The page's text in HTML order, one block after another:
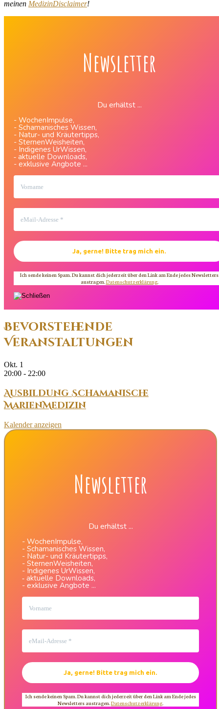
meinen MedizinDisclaimer!
Newsletter
Du erhältst ...
- WochenImpulse,
- Schamanisches Wissen,
- Natur- und Kräutertipps,
- SternenWeisheiten,
- Indigenes UrWissen,
- aktuelle Downloads,
- exklusive Angbote ...
Ich sende keinen Spam. Du kannst dich jederzeit über den Link am Ende jedes Newsletters
austragen.Datenschutzerklärung.
Bevorstehende
Veranstaltungen
Okt. 1
20:00 - 22:00
Ausbildung Schamanische
MarienMedizin
Kalender anzeigen
Newsletter
Du erhältst ...
- WochenImpulse,
- Schamanisches Wissen,
- Natur- und Kräutertipps,
- SternenWeisheiten,
- Indigenes UrWissen,
- aktuelle Downloads,
- exklusive Angbote ...
Ich sende keinen Spam. Du kannst dich jederzeit über den Link am Ende jedes
Newsletters austragen.Datenschutzerklärung.